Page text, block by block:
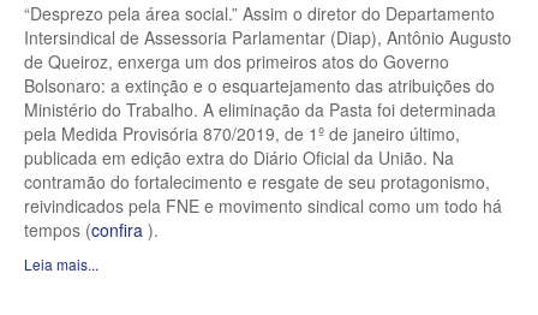
“Desprezo pela área social.” Assim o diretor do Departamento
Intersindical de Assessoria Parlamentar (Diap), Antônio Augusto
de Queiroz, enxerga um dos primeiros atos do Governo
Bolsonaro: a extinção e o esquartejamento das atribuições do
Ministério do Trabalho. A eliminação da Pasta foi determinada
pela Medida Provisória 870/2019, de 1º de janeiro último,
publicada em edição extra do Diário Oficial da União. Na
contramão do fortalecimento e resgate de seu protagonismo,
reivindicados pela FNE e movimento sindical como um todo há
tempos (confira ).
Leia mais...